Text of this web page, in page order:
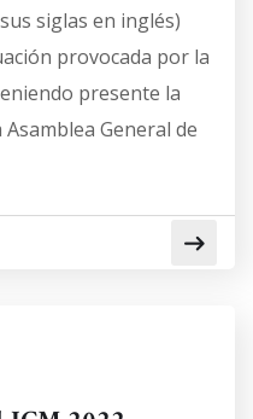
siglas en inglés)
provocada por la
presente la
General de